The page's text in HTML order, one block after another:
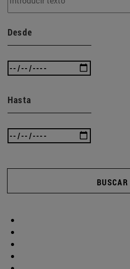
Desde
Hasta
BUSCAR